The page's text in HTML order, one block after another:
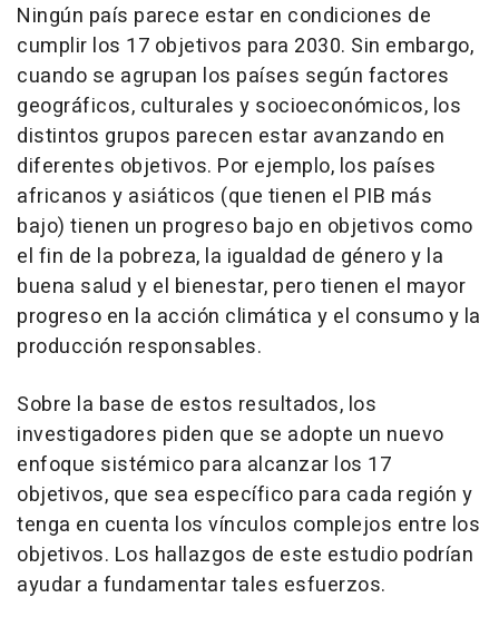
Ningún país parece estar en condiciones de
cumplir los 17 objetivos para 2030. Sin embargo,
cuando se agrupan los países según factores
geográficos, culturales y socioeconómicos, los
distintos grupos parecen estar avanzando en
diferentes objetivos. Por ejemplo, los países
africanos y asiáticos (que tienen el PIB más
bajo) tienen un progreso bajo en objetivos como
el fin de la pobreza, la igualdad de género y la
buena salud y el bienestar, pero tienen el mayor
progreso en la acción climática y el consumo y la
producción responsables.
Sobre la base de estos resultados, los
investigadores piden que se adopte un nuevo
enfoque sistémico para alcanzar los 17
objetivos, que sea específico para cada región y
tenga en cuenta los vínculos complejos entre los
objetivos. Los hallazgos de este estudio podrían
ayudar a fundamentar tales esfuerzos.